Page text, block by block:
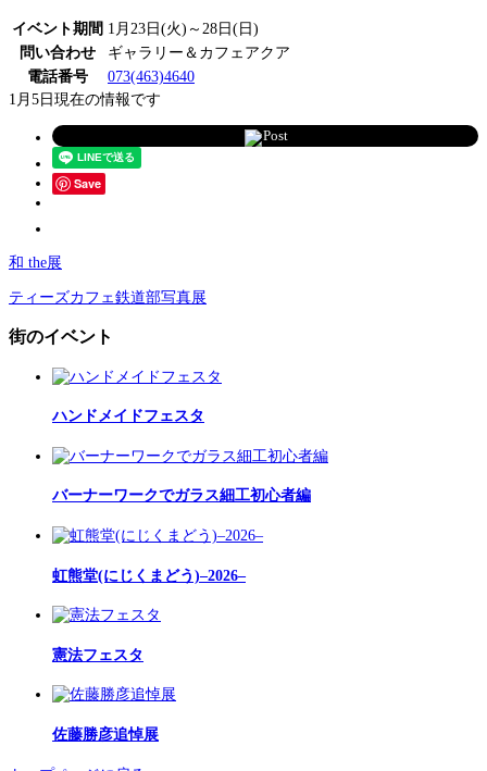
イベント期間 1月23日(火)～28日(日)
問い合わせ
ギャラリー＆カフェアクア
電話番号
073(463)4640
1月5日現在の情報です
Post
Save
和 the展
ティーズカフェ鉄道部写真展
街のイベント
ハンドメイドフェスタ
バーナーワークでガラス細工初心者編
虹熊堂(にじくまどう)–2026–
憲法フェスタ
佐藤勝彦追悼展